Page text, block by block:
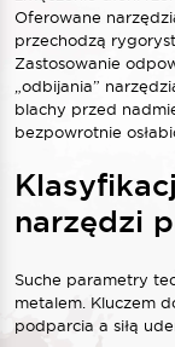
Oferowane
przechodzą
Zastosowanie
„odbijania”
blachy przed
bezpowrotnie
narzędzi
Suche parametry
metalem. Kluczem
podparcia a siłą